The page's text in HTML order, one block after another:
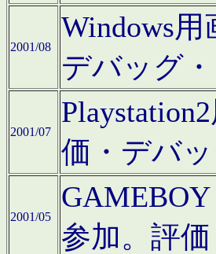
2001/08
Windows
デバッグ
2001/07
価・デバ
2001/05
参加。評